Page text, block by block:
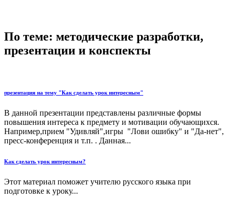
По теме: методические разработки,
презентации и конспекты
презентация на тему "Как сделать урок интересным"
В данной презентации представлены различные формы
повышения интереса к предмету и мотивации обучающихся.
Например,прием "Удивляй",игры "Лови ошибку" и "Да-нет",
пресс-конференция и т.п. . Данная...
Как сделать урок интересным?
Этот материал поможет учителю русского языка при
подготовке к уроку...